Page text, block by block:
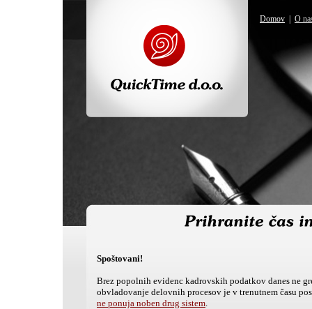
Domov O
Spoštovani!
Brez popolnih evidenc kadrovskih podatkov danes ne
obvladovanje delovnih procesov je v trenutnem času
ne ponuja noben drug sistem.